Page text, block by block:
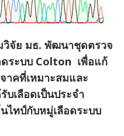
วิจัย มธ. พัฒนาชุดตรวจ
ดระบบ Colton เพื่อแก้
าคที่เหมาะสมและ
เลือดเป็นประจำ
ไทป์กับหมู่เลือดระบบ